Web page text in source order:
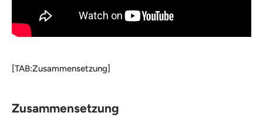
[TAB:Zusammensetzung]
Zusammensetzung